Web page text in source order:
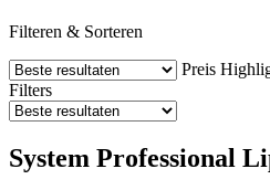
Filteren & Sorteren
Preis
Filters
System Professional